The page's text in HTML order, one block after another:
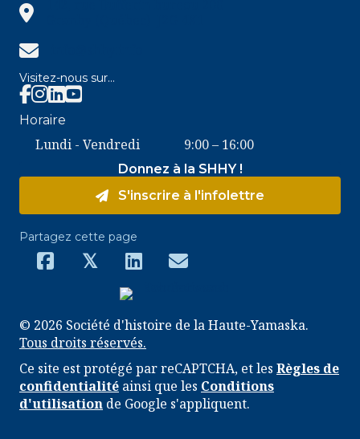
info@shhy.info
Visitez-nous sur...
Facebook SHHY
Instagram SHHY
Horaire
Lundi - Vendredi 9:00 – 16:00
Donnez à la SHHY !
S'inscrire à l'infolettre
Partagez cette page
𝕏
© 2026 Société d'histoire de la Haute-Yamaska.
Tous droits réservés.
Ce site est protégé par reCAPTCHA, et les Règles de
confidentialité ainsi que les Conditions
d'utilisation de Google s'appliquent.